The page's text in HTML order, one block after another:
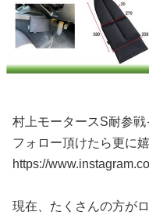
村上モータースS耐参
フォロー頂けたら更に嬉
https://
現在、たくさんの方が